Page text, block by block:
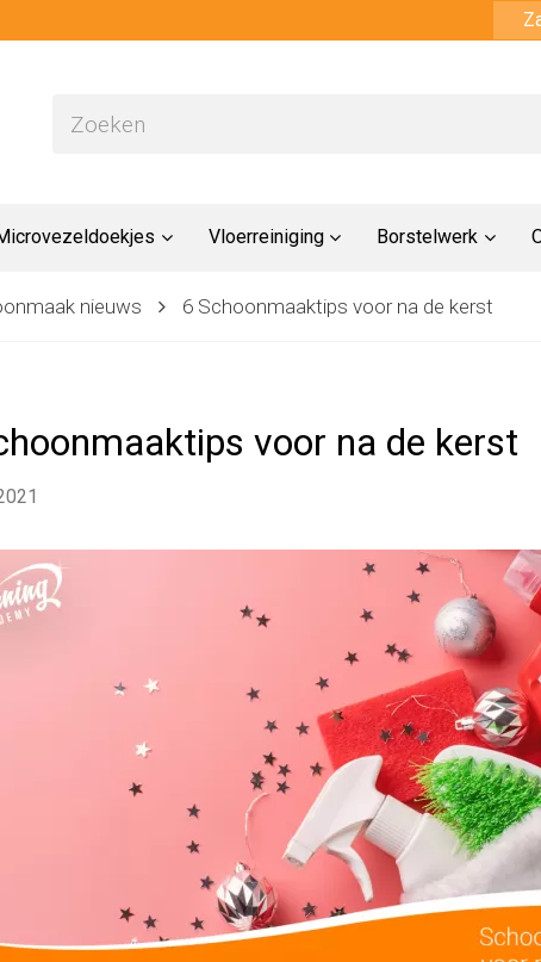
Vloerreiniging Borstelwerk
nieuws 6 Schoonmaaktips voor na de kerst
voor na de kerst